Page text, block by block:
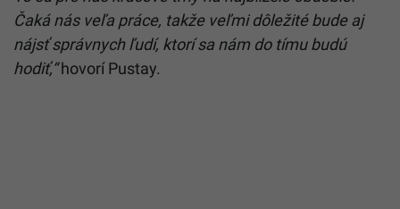
Čaká nás veľa práce, takže veľmi dôležité bude aj
nájsť správnych ľudí, ktorí sa nám do tímu budú
hodiť,“hovorí Pustay.